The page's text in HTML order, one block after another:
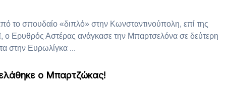
το σπουδαίο «διπλό» στην Κωνσταντινούπολη, επί της
ο Ερυθρός Αστέρας ανάγκασε την Μπαρτσελόνα σε δεύτερη
στην Ευρωλίγκα ...
ο Μπαρτζώκας!